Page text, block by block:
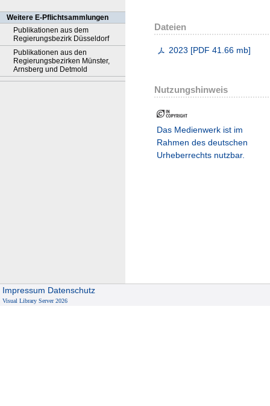
Weitere E-Pflichtsammlungen
Publikationen aus dem
Regierungsbezirk Düsseldorf
Publikationen aus den
Regierungsbezirken Münster,
Arnsberg und Detmold
Dateien
2023 [PDF 41.66 mb]
Nutzungshinweis
Das Medienwerk ist im
Rahmen des deutschen
Urheberrechts nutzbar.
Impressum Datenschutz
Visual Library Server 2026